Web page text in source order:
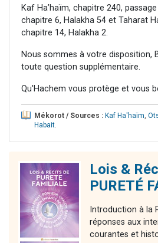
Kaf Ha’haïm, chapitre 240,
chapitre 6, Halakha 54 et Taharat
chapitre 14, Halakha 2.
Nous sommes à votre disposition,
toute question supplémentaire.
Qu'Hachem vous protège et vous
Mékorot / Sources : Kaf Ha'haïm,
Habait.
Lois &
PURETÉ
Introduction à la
réponses aux
courantes et